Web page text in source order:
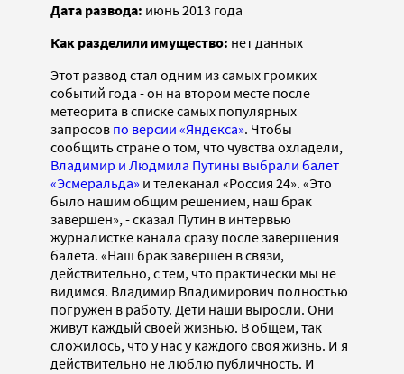
Дата развода: июнь 2013 года
Как разделили имущество: нет данных
Этот развод стал одним из самых громких
событий года - он на втором месте после
метеорита в списке самых популярных
запросов по версии «Яндекса». Чтобы
сообщить стране о том, что чувства охладели,
Владимир и Людмила Путины выбрали балет
«Эсмеральда» и телеканал «Россия 24». «Это
было нашим общим решением, наш брак
завершен», - сказал Путин в интервью
журналистке канала сразу после завершения
балета. «Наш брак завершен в связи,
действительно, с тем, что практически мы не
видимся. Владимир Владимирович полностью
погружен в работу. Дети наши выросли. Они
живут каждый своей жизнью. В общем, так
сложилось, что у нас у каждого своя жизнь. И я
действительно не люблю публичность. И